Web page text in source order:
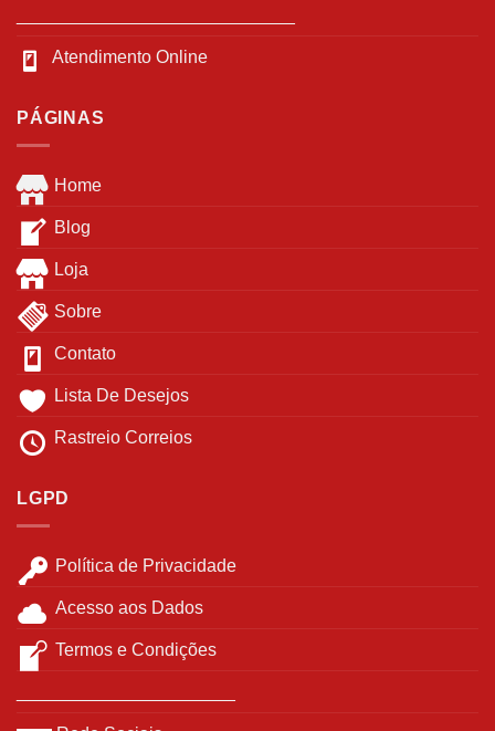
Atendimento Online
PÁGINAS
Home
Blog
Loja
Sobre
Contato
Lista De Desejos
Rastreio Correios
LGPD
Política de Privacidade
Acesso aos Dados
Termos e Condições